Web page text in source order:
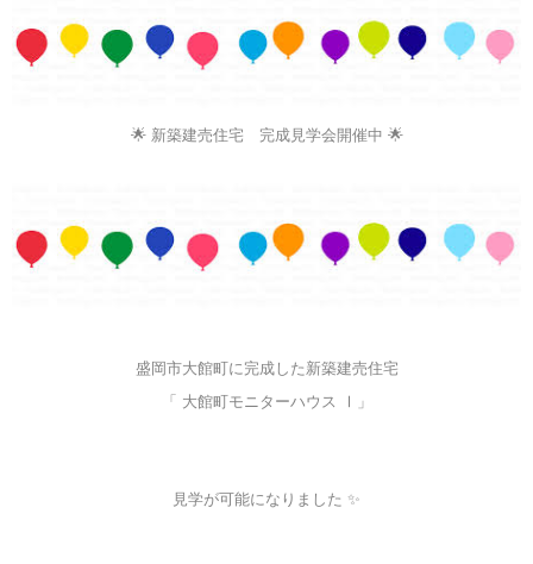
🌟 新築建売住宅 完成見学会開催中 🌟
盛岡市大館町に完成した新築建売住宅
「 大館町モニターハウス Ⅰ」
見学が可能になりました ✨